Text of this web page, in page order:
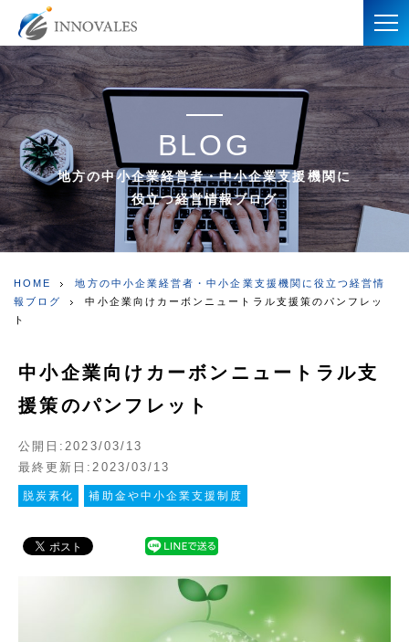
BLOG
地方の中小企業経営者・中小企業支援機関に
役立つ経営情報ブログ
HOME
地方の中小企業経営者・中小企業支援機関に役立つ経営情
報ブログ
中小企業向けカーボンニュートラル支援策のパンフレッ
ト
中小企業向けカーボンニュートラル支
援策のパンフレット
公開日:2023/03/13
最終更新日:2023/03/13
脱炭素化 補助金や中小企業支援制度